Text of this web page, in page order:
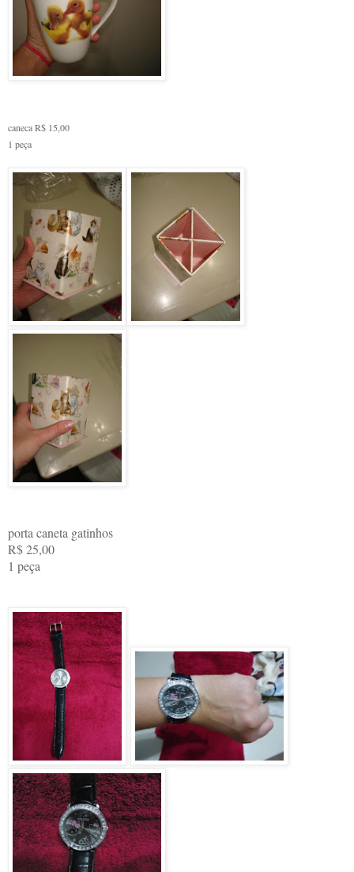
caneca R$ 15,00
1 peça
porta caneta gatinhos
R$ 25,00
1 peça